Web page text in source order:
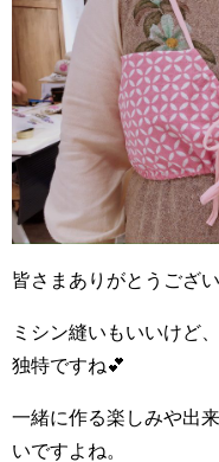
皆さまありがとうござい
ミシン縫いもいいけど
独特ですね💕
一緒に作る楽しみや出
いですよね。